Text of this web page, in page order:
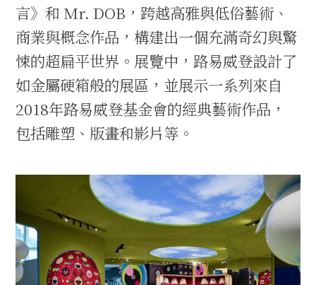
言》和 Mr. DOB，跨越高雅與低俗藝術、
商業與概念作品，構建出一個充滿奇幻與驚
悚的超扁平世界。展覽中，路易威登設計了
如金屬硬箱般的展區，並展示一系列來自
2018年路易威登基金會的經典藝術作品，
包括雕塑、版畫和影片等。